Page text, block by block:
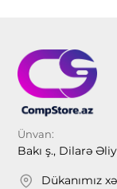
Ünvan:
Bakı ş., Dilarə
Dükanımız